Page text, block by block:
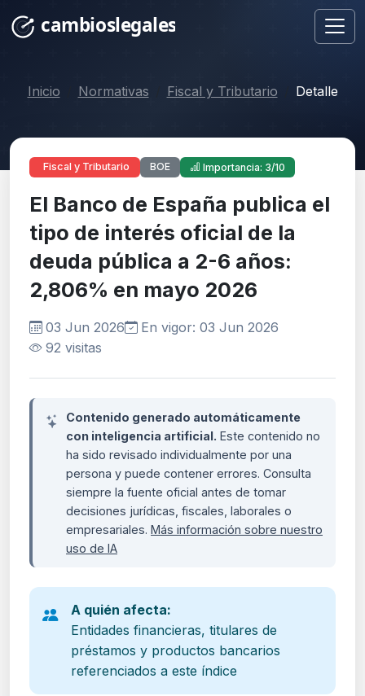
Inicio Normativas Fiscal y Tributario Detalle
Fiscal y Tributario BOE Importancia: 3/10
El Banco de España publica el
tipo de interés oficial de la
deuda pública a 2-6 años:
2,806% en mayo 2026
03 Jun 2026
En vigor: 03 Jun 2026
92 visitas
Contenido generado automáticamente
con inteligencia artificial. Este contenido no
ha sido revisado individualmente por una
persona y puede contener errores. Consulta
siempre la fuente oficial antes de tomar
decisiones jurídicas, fiscales, laborales o
empresariales. Más información sobre nuestro
uso de IA
A quién afecta:
Entidades financieras, titulares de
préstamos y productos bancarios
referenciados a este índice